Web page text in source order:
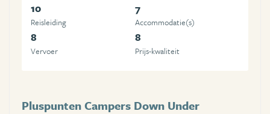
10
Reisleiding
7
Accommodatie(s)
8
Vervoer
8
Prijs-kwaliteit
Pluspunten Campers Down Under